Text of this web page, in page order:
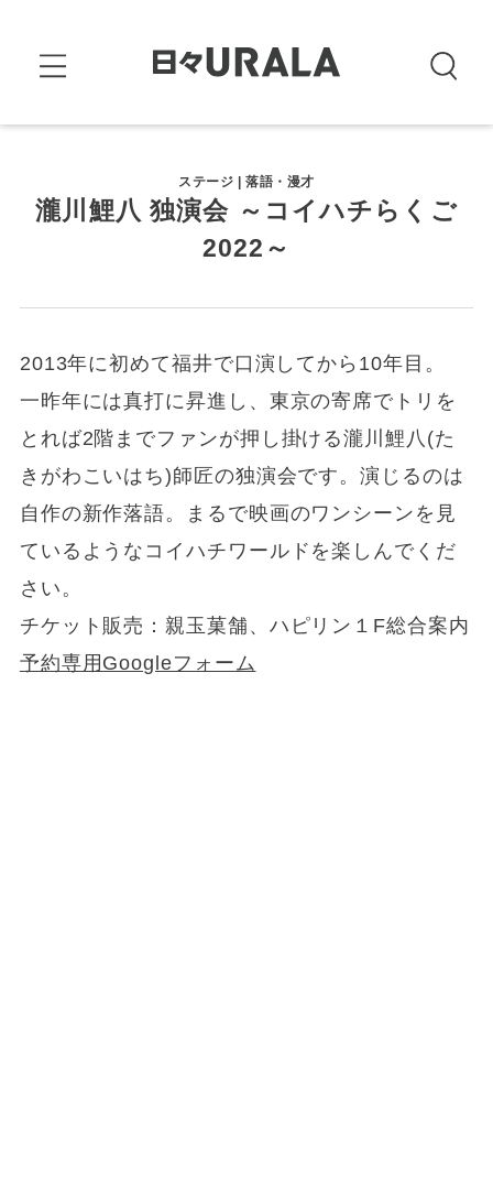
ステージ | 落語・漫才
瀧川鯉八 独演会 ～コイハチらくご
2022～
2013年に初めて福井で口演してから10年目。
一昨年には真打に昇進し、東京の寄席でトリを
とれば2階までファンが押し掛ける瀧川鯉八(た
きがわこいはち)師匠の独演会です。演じるのは
自作の新作落語。まるで映画のワンシーンを見
ているようなコイハチワールドを楽しんでくだ
さい。
チケット販売：親玉菓舗、ハピリン１F総合案内
予約専用Googleフォーム